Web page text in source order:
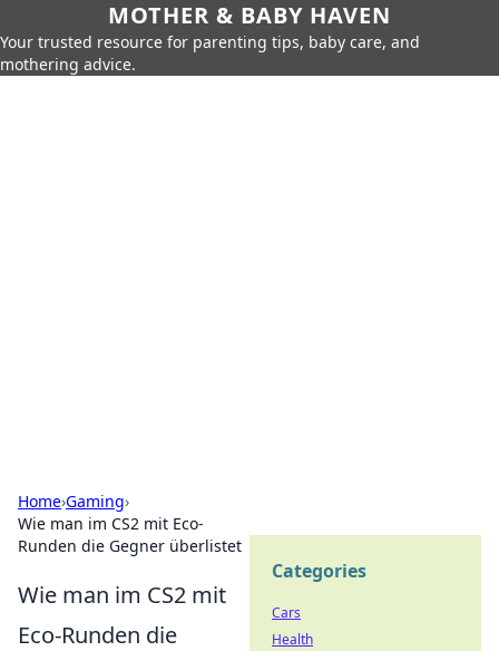
MOTHER & BABY HAVEN
Your trusted resource for parenting tips, baby care, and
mothering advice.
Home›Gaming›
Wie man im CS2 mit Eco-
Runden die Gegner überlistet
Wie man im CS2 mit
Eco-Runden die
Categories
Cars
Health